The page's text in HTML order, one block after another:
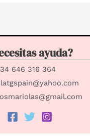
ayuda?
646 316 364